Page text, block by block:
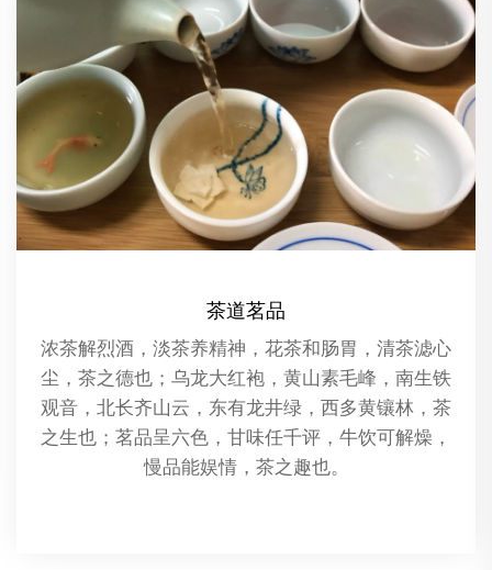
精油推拿
精油推拿是一种结合了芳香疗法和传统按摩技术的
养生保健方法。在这种疗法中，专业的按摩师会使
用植物精油作为按摩油，通过按摩手法将精油渗透
到皮肤中，以此来放松肌肉、促进血液循环、缓解
压力和改善整体健康。